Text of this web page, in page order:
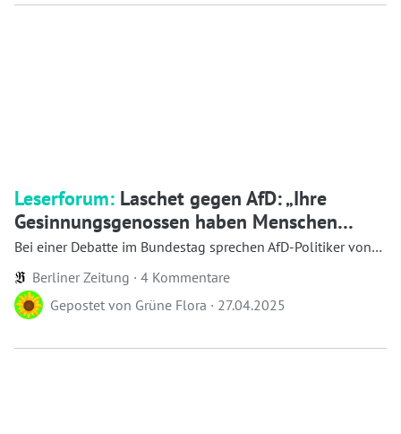
Leserforum: Laschet gegen AfD: „Ihre
Gesinnungsgenossen haben Menschen
ermordet!“
Bei einer Debatte im Bundestag sprechen AfD-Politiker von
Berliner Zeitung · 4 Kommentare
Gepostet von Grüne Flora · 27.04.2025